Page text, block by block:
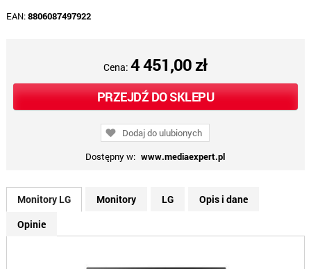
EAN:8806087497922
Cena:4 451,00 zł
PRZEJDŹ DO SKLEPU
Dodaj do ulubionych
Dostępny w: www.mediaexpert.pl
Monitory LG Monitory LG
Opis i dane
Opinie